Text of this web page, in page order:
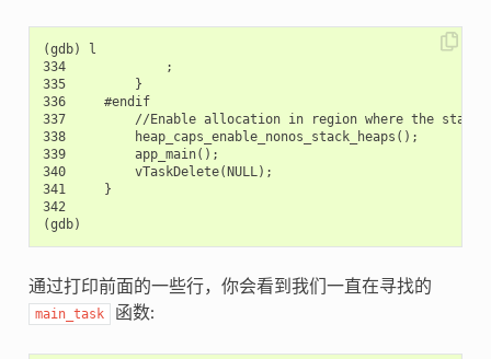
(gdb) l
334             ;
335         }
336     #endif
337         //Enable allocation in region where the
338         heap_caps_enable_nonos_stack_heaps();
339         app_main();
340         vTaskDelete(NULL);
341     }
342
通过打印前面的一些行，你会看到我们一直在寻找的
main_task 函数: